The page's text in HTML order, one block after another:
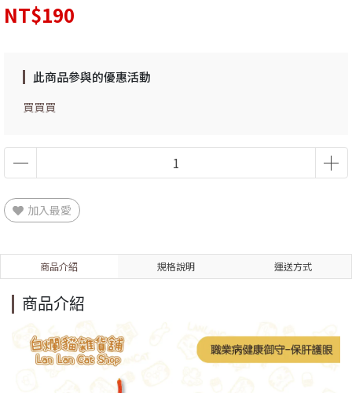
NT$190
此商品參與的優惠活動
買買買
加入最愛
商品介紹 規格說明 運送方式
商品介紹